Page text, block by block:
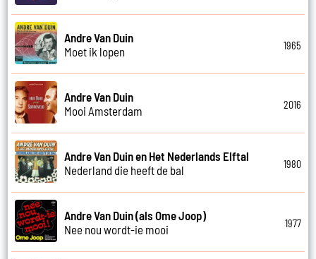
Andre Van Duin
Moet ik lopen
1965
Andre Van Duin
Mooi Amsterdam
2016
Andre Van Duin en Het Nederlands Elftal
Nederland die heeft de bal
1980
Andre Van Duin (als Ome Joop)
Nee nou wordt-ie mooi
1977